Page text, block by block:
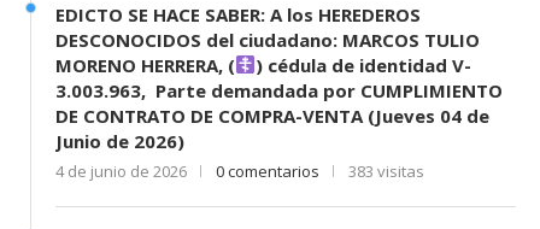
EDICTO SE HACE SABER: A los HEREDEROS
DESCONOCIDOS del ciudadano: MARCOS TULIO
MORENO HERRERA, (
) cédula de identidad V-
3.003.963, Parte demandada por CUMPLIMIENTO
DE CONTRATO DE COMPRA-VENTA (Jueves 04 de
Junio de 2026)
4 de junio de 2026 0 comentarios 383 visitas